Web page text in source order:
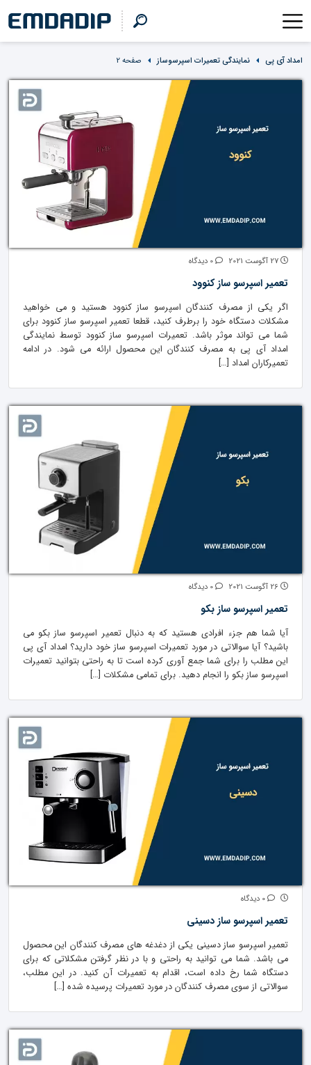
امداد آی پی نمایندگی تعمیرات اسپرسوساز صفحه 2
تعمیر اسپرسو ساز کنوود
اگر یکی از مصرف کنندگان اسپرسو ساز کنوود هستید و می خواهید
مشکلات دستگاه خود را برطرف کنید، قطعا تعمیر اسپرسو ساز کنوود برای
شما می تواند موثر باشد. تعمیرات اسپرسو ساز کنوود توسط نمایندگی
امداد آی پی به مصرف کنندگان این محصول ارائه می شود. در ادامه
تعمیرکاران امداد […]
تعمیر اسپرسو ساز بکو
آیا شما هم جزء افرادی هستید که به دنبال تعمیر اسپرسو ساز بکو می
باشید؟ آیا سوالاتی در مورد تعمیرات اسپرسو ساز خود دارید؟ امداد آی پی
این مطلب را برای شما جمع آوری کرده است تا به راحتی بتوانید تعمیرات
اسپرسو ساز بکو را انجام دهید. برای تمامی مشکلات […]
تعمیر اسپرسو ساز دسینی
تعمیر اسپرسو ساز دسینی یکی از دغدغه های مصرف کنندگان این محصول
می باشد. شما می توانید به راحتی و با در نظر گرفتن مشکلاتی که برای
دستگاه شما رخ داده است، اقدام به تعمیرات آن کنید. در این مطلب،
سوالاتی از سوی مصرف کنندگان در مورد تعمیرات پرسیده شده […]